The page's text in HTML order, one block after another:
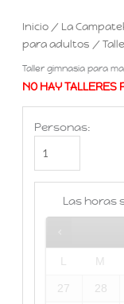
Inicio/ La
para adultos /
Taller gimnasia para
NO HAY TALLERES
Personas:
Las horas
M
27 28